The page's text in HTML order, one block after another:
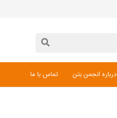
درباره انجمن بتن تماس با ما